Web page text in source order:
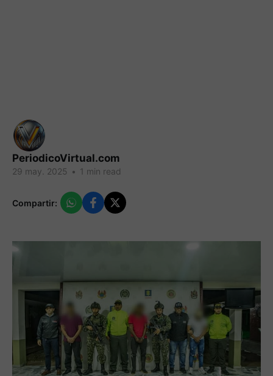
PeriodicoVirtual.com
29 may. 2025 • 1 min read
Compartir: